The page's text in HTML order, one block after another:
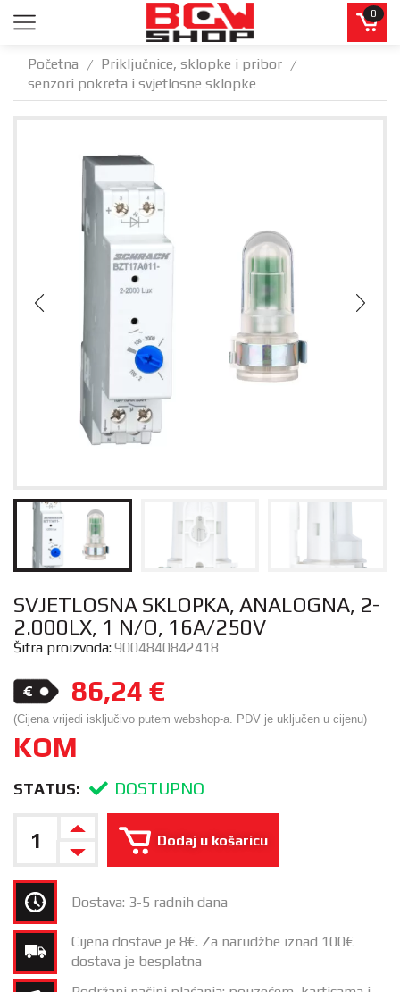
0
Početna / Priključnice, sklopke i pribor /
senzori pokreta i svjetlosne sklopke
SVJETLOSNA SKLOPKA, ANALOGNA, 2-
2.000LX, 1 N/O, 16A/250V
Šifra proizvoda:9004840842418
86,24 €
(Cijena vrijedi isključivo putem webshop-a. PDV je uključen u cijenu)
KOM
STATUS: DOSTUPNO
Dodaj u košaricu
Dostava: 3-5 radnih dana
Cijena dostave je 8€. Za narudžbe iznad 100€
dostava je besplatna